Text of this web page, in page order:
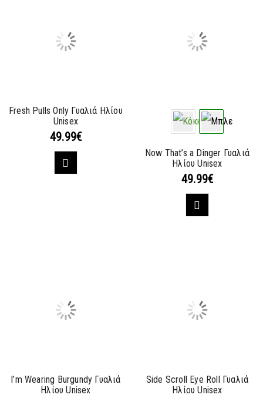
Fresh Pulls Only Γυαλιά Ηλίου
Unisex
49.99€
Now That’s a Dinger Γυαλιά
Ηλίου Unisex
49.99€
I’m Wearing Burgundy Γυαλιά
Ηλίου Unisex
Side Scroll Eye Roll Γυαλιά
Ηλίου Unisex